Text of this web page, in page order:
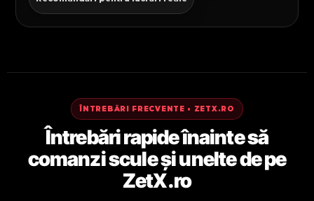
ÎNTREBĂRI FRECVENTE • ZETX.RO
Întrebări rapide înainte să
comanzi scule și unelte de pe
ZetX.ro